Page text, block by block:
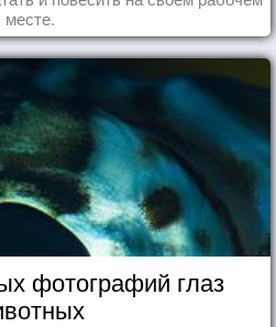
месте.
фотографий глаз